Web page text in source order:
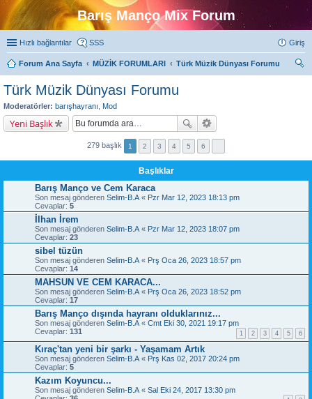
Barış Manço Mix Forum
Hızlı bağlantılar SSS Giriş
Forum Ana Sayfa MÜZİK FORUMLARI
Türk Müzik Dünyası Forumu
Türk Müzik Dünyası Forumu
Moderatörler: barışhayranı Mod
Yeni Başlık
279 başlık 1 2 3 4 5 6
Başlıklar
Barış Manço ve Cem Karaca
Son mesaj gönderen Selim-B.A « Pzr Mar 12, 2023 18:13 pm
Cevaplar: 5
İlhan İrem
Son mesaj gönderen Selim-B.A « Pzr Mar 12, 2023 18:07 pm
Cevaplar: 23
sibel tüzün
Son mesaj gönderen Selim-B.A « Prş Oca 26, 2023 18:57 pm
Cevaplar: 14
MAHSUN VE CEM KARACA...
Son mesaj gönderen Selim-B.A « Prş Oca 26, 2023 18:52 pm
Cevaplar: 17
Barış Manço dışında hayranı olduklarınız...
Son mesaj gönderen Selim-B.A « Cmt Eki 30, 2021 19:17 pm
Cevaplar: 131 1 2 3 4 5 6
Kıraç'tan yeni bir şarkı - Yaşamam Artık
Son mesaj gönderen Selim-B.A « Prş Kas 02, 2017 20:24 pm
Cevaplar: 5
Kazım Koyuncu...
Son mesaj gönderen Selim-B.A « Sal Eki 24, 2017 13:30 pm